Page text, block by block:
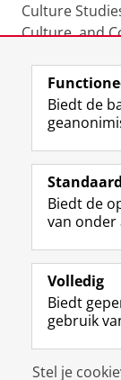
Culture
Culture, and
Laatst gewijzigd:
Studiekiezers
Alumni
Over ons
Biedt de
Standaard
Biedt de
van onder
Volledig
Biedt
gebruik
Stel je